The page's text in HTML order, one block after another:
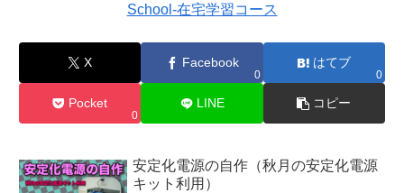
School-在宅学習コース
X Facebook
0
はてブ
0
Pocket
0
LINE コピー
安定化電源の自作（秋月の安定化電源
キット利用）